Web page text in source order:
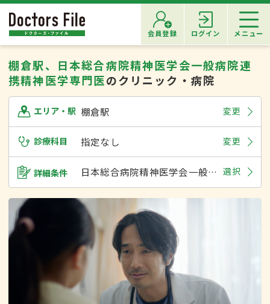
会員登録 ログイン メニュー
棚倉駅、日本総合病院精神医学会一般病院連
携精神医学専門医のクリニック・病院
エリア・駅 棚倉駅 変更
診療科目 指定なし 変更
詳細条件 日本総合病院精神医学会一般病院連携精神医学専門医 選択